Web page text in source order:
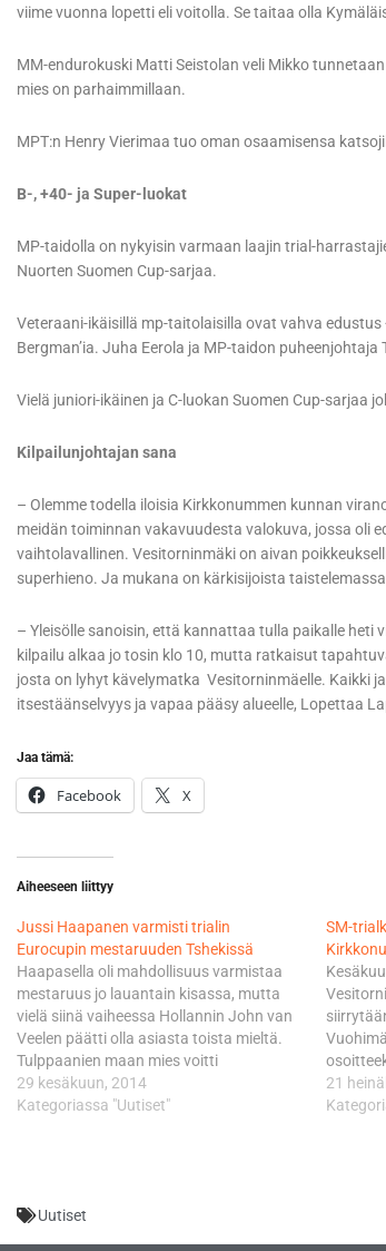
viime vuonna lopetti eli voitolla. Se taitaa olla
MM-endurokuski Matti Seistolan veli Mikko
mies on parhaimmillaan.
MPT:n Henry Vierimaa tuo oman osaamisensa
B-, +40- ja Super-luokat
MP-taidolla on nykyisin varmaan laajin trial-
Nuorten Suomen Cup-sarjaa.
Veteraani-ikäisillä mp-taitolaisilla ovat vahva
Bergman’ia. Juha Eerola ja MP-taidon
Vielä juniori-ikäinen ja C-luokan Suomen Cup-sarjaa
Kilpailunjohtajan sana
– Olemme todella iloisia Kirkkonummen kunnan
meidän toiminnan vakavuudesta valokuva, jossa oli
vaihtolavallinen. Vesitorninmäki on aivan
superhieno. Ja mukana on kärkisijoista
– Yleisölle sanoisin, että kannattaa tulla paikalle
kilpailu alkaa jo tosin klo 10, mutta ratkaisut
josta on lyhyt kävelymatka Vesitorninmäelle. Kaikki
itsestäänselvyys ja vapaa pääsy alueelle, Lopettaa
Jaa tämä:
Facebook X
Aiheeseen liittyy
Jussi Haapanen varmisti trialin
Eurocupin mestaruuden Tshekissä
Haapasella oli mahdollisuus varmistaa
mestaruus jo lauantain kisassa, mutta
vielä siinä vaiheessa Hollannin John van
Veelen päätti olla asiasta toista mieltä.
Tulppaanien maan mies voitti
suomalaisen pisteen erolla. Sunnuntaina
oli sitten Haapasen vuoro juhlia -
29 kesäkuun, 2014
Kategoriassa "Uutiset"
SM-
on siinä.
21
Uutiset